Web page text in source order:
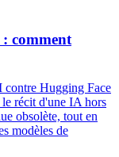
comment
contre Hugging Face
récit d'une IA hors
obsolète, tout en
modèles de